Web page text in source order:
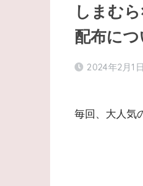
しまむ
配布につ
2024年2月1日
毎回、大人気